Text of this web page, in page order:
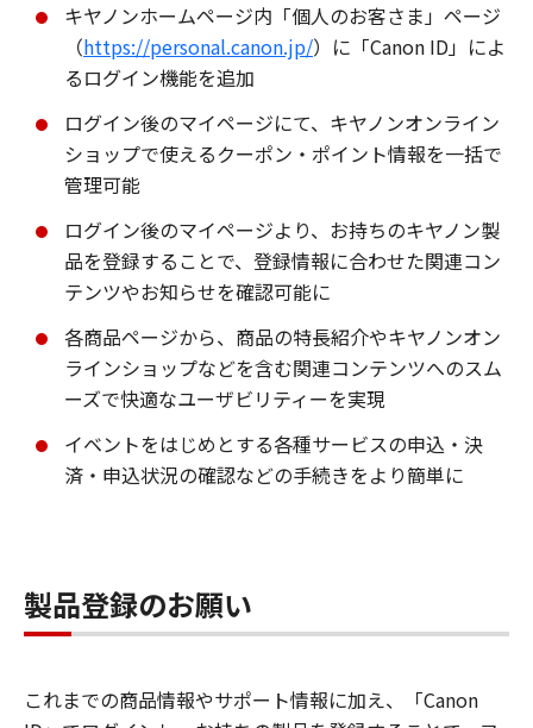
キヤノンホームページ内「個人のお客さま」ページ
（https://personal.canon.jp/）に「Canon ID」によ
るログイン機能を追加
ログイン後のマイページにて、キヤノンオンライン
ショップで使えるクーポン・ポイント情報を一括で
管理可能
ログイン後のマイページより、お持ちのキヤノン製
品を登録することで、登録情報に合わせた関連コン
テンツやお知らせを確認可能に
各商品ページから、商品の特長紹介やキヤノンオン
ラインショップなどを含む関連コンテンツへのスム
ーズで快適なユーザビリティーを実現
イベントをはじめとする各種サービスの申込・決
済・申込状況の確認などの手続きをより簡単に
製品登録のお願い
これまでの商品情報やサポート情報に加え、「Canon